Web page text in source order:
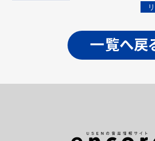
一覧へ戻